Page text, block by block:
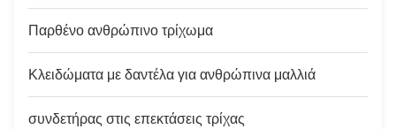
Παρθένο ανθρώπινο τρίχωμα
Κλειδώματα με δαντέλα για ανθρώπινα μαλλιά
συνδετήρας στις επεκτάσεις τρίχας